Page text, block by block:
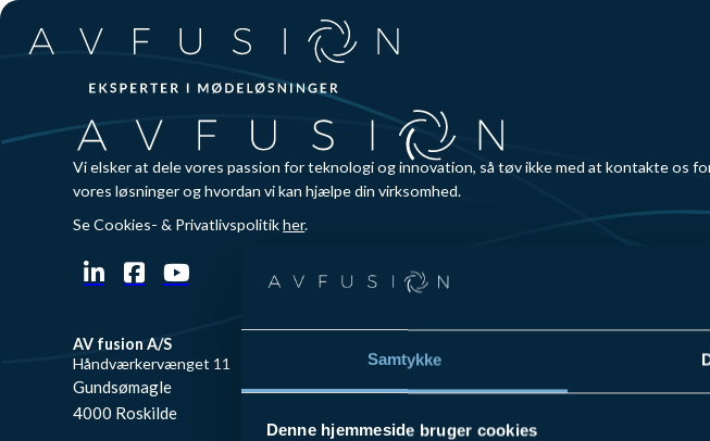
Samtykke
Denne hjemmeside bruger cookies
Vi elsker at dele vores passion for teknologi og innovation, så tøv ikke med at kontakte os for
vores løsninger og hvordan vi kan hjælpe din virksomhed.
Se Cookies- & Privatlivspolitikher.
AV fusion A/S
Håndværkervænget 11
Gundsømagle
4000 Roskilde
8520 Lystrup